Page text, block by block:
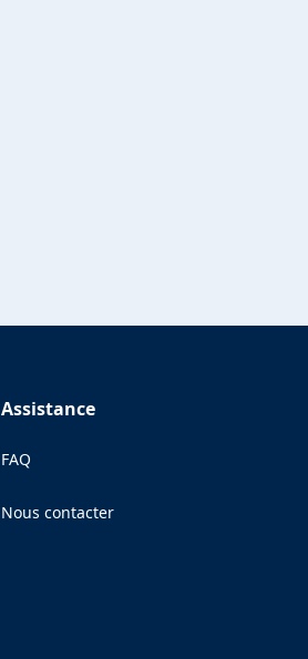
Assistance
FAQ
Nous contacter
(Opens in a new tab)